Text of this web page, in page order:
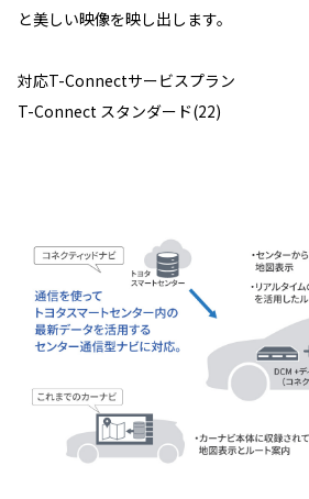
と美しい映像を映し出します。
対応T-Connectサービスプラン
T-Connect スタンダード(22)